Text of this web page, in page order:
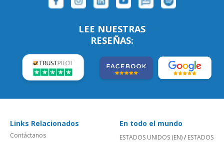
LEE NUESTRAS
RESEÑAS:
Links Relacionados
Contáctanos
En todo el mundo
ESTADOS UNIDOS (EN)/ ESTADOS